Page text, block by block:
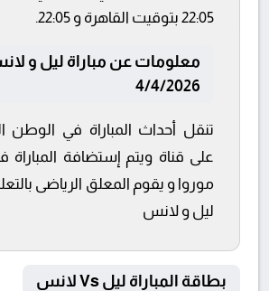
22:05 بتوقيت القاهرة و 22:05.
معلومات عن مباراة ليل و
4/4/2026
تنقل أحداث المباراة في الوطن
على قناة ويتم إستضافة المباراة
موروا و يقوم المعلق الرياضى
ليل و لانس
بطاقة المباراة ليل Vs لانس